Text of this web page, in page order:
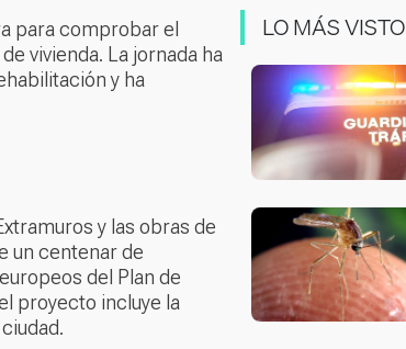
para comprobar el
vivienda. La jornada ha
y ha
y las obras de
un centenar de
del Plan de
proyecto incluye la
LO MÁS VISTO